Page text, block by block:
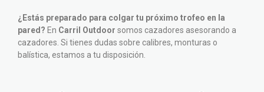
¿Estás preparado para colgar tu próximo trofeo en la
pared? En Carril Outdoor somos cazadores asesorando a
cazadores. Si tienes dudas sobre calibres, monturas o
balística, estamos a tu disposición.